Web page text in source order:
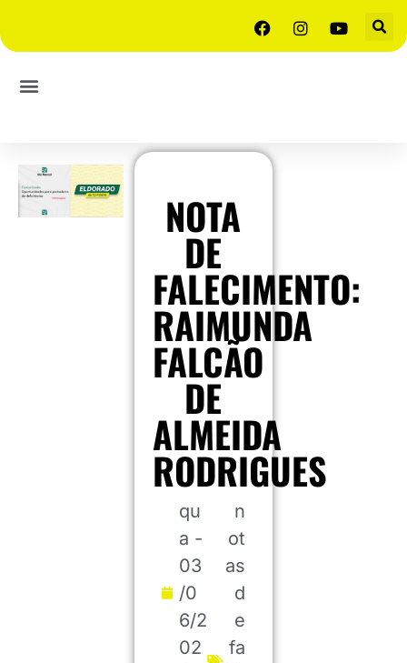
NOTA
DE
FALECIMENTO:
RAIMUNDA
FALCÃO
DE
ALMEIDA
RODRIGUES
qu
a -
03
/0
6/2
02
n
ot
as
d
e
fa